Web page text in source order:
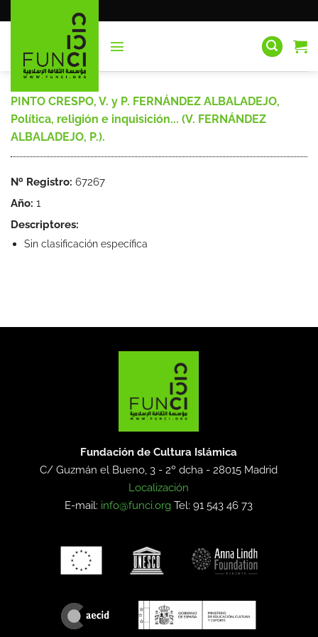
al
PINTO CRESPO, V. y P. FERNÁNDEZ ALBALADEJO,
Política, religión e inquisición... (V. FERNÁNDEZ
ALBALADEJO, P.).
Nº Registro: 67267
Año: 1
Descriptores:
Sin clasificación específica
Fundación de Cultura Islámica
C/ Guzmán el Bueno, 3 - 2º dcha -28015 Madrid
Localización
E-mail: info@funci.org Tel: 91 543 46 73